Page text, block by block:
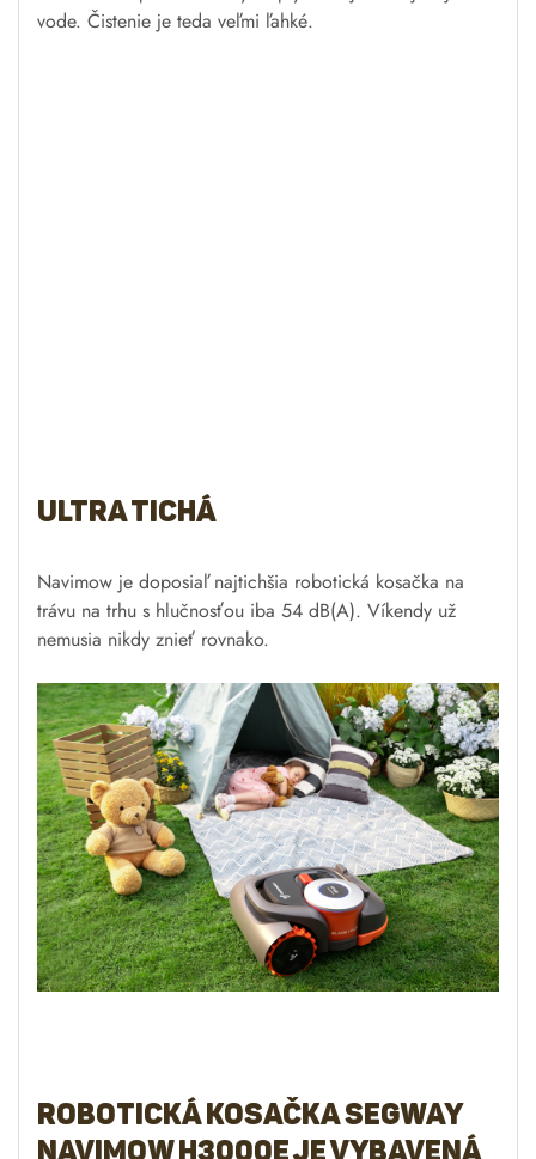
Robotická kosačka Segway
Navimow H3000E je vybavená
pre zložitý terén
Výkonný motor náboje kolesa zaisťuje silný pohon.
Vďaka tomu si robot poradí so sklonom až 45 %.